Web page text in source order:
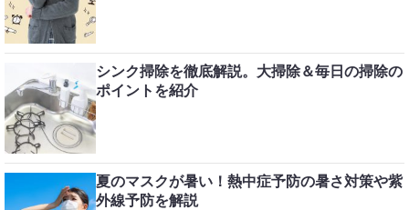
シンク掃除を徹底解説。大掃除＆毎日の掃除の
ポイントを紹介
夏のマスクが暑い！熱中症予防の暑さ対策や紫
外線予防を解説